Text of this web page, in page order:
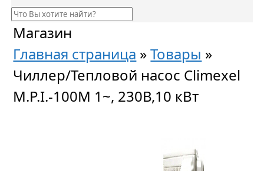
Магазин
Главная страница »Товары »
Чиллер/Тепловой насос Climexel
M.P.I.-100M 1~, 230В,10 кВт